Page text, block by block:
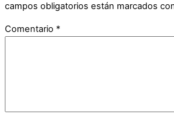
campos obligatorios están marcados
Comentario *